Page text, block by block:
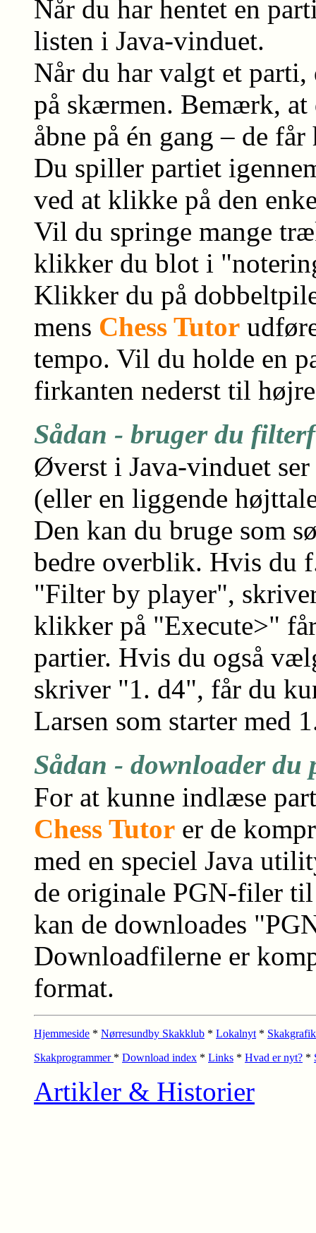
Når du har hentet en
listen i Java-vinduet.
Når du har valgt et
på skærmen. Bemærk,
åbne på én gang – de
Du spiller partiet
ved at klikke på den
Vil du springe mange
klikker du blot i
Klikker du på
mens Chess Tutor
tempo. Vil du holde en
firkanten nederst til
Sådan - bruger du
Øverst i Java-vinduet
(eller en liggende
Den kan du bruge som
bedre overblik. Hvis du
"Filter by player",
klikker på "Execute>"
partier. Hvis du også
skriver "1. d4", får du
Larsen som starter med
Sådan - downloader
For at kunne indlæse
Chess Tutor er de
med en speciel Java
de originale PGN-filer
kan de downloades
Downloadfilerne er
format.
Hjemmeside * Nørresundby Skakklub * Lokalnyt * Skakgrafik
Skakprogrammer * Download index * Links * Hvad er nyt? *
Artikler & Historier